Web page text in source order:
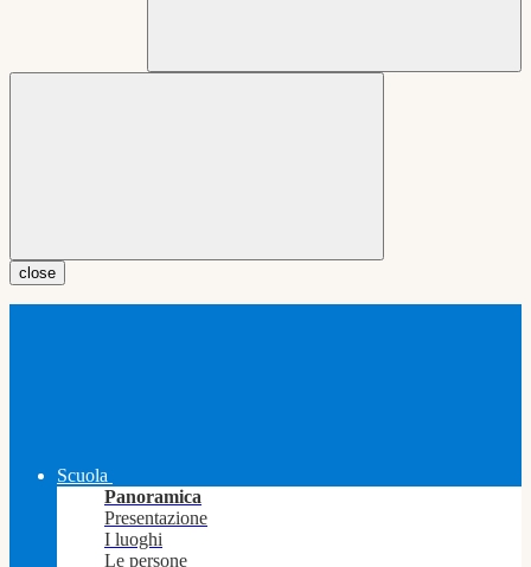
close
Scuola
Panoramica
Presentazione
I luoghi
Le persone